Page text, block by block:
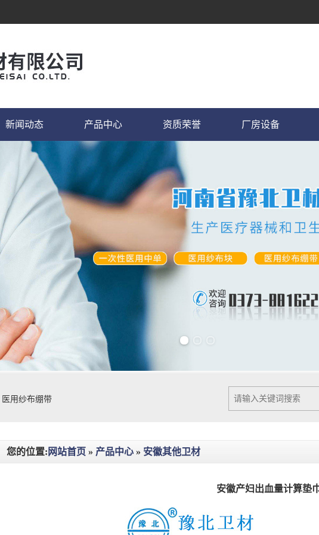
新闻动态 产品中心 资质荣誉 厂房设备
医用纱布绷带
您的位置: 网站首页 » 产品中心 » 安徽其他卫材
安徽产妇出血量计算垫